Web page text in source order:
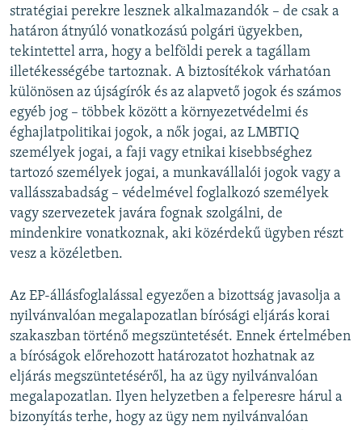
stratégiai perekre lesznek alkalmazandók – de csak a
határon átnyúló vonatkozású polgári ügyekben,
tekintettel arra, hogy a belföldi perek a tagállam
illetékességébe tartoznak. A biztosítékok várhatóan
különösen az újságírók és az alapvető jogok és számos
egyéb jog – többek között a környezetvédelmi és
éghajlatpolitikai jogok, a nők jogai, az LMBTIQ
személyek jogai, a faji vagy etnikai kisebbséghez
tartozó személyek jogai, a munkavállalói jogok vagy a
vallásszabadság – védelmével foglalkozó személyek
vagy szervezetek javára fognak szolgálni, de
mindenkire vonatkoznak, aki közérdekű ügyben részt
vesz a közéletben.
Az EP-állásfoglalással egyezően a bizottság javasolja a
nyilvánvalóan megalapozatlan bírósági eljárás korai
szakaszban történő megszüntetését. Ennek értelmében
a bíróságok előrehozott határozatot hozhatnak az
eljárás megszüntetéséről, ha az ügy nyilvánvalóan
megalapozatlan. Ilyen helyzetben a felperesre hárul a
bizonyítás terhe, hogy az ügy nem nyilvánvalóan